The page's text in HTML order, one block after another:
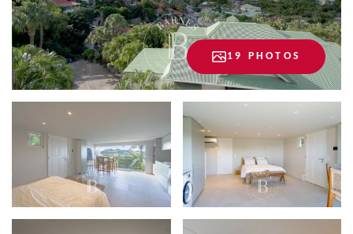
19 PHOTOS